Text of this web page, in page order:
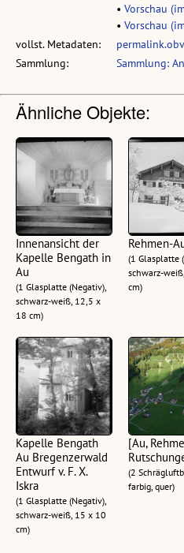
• Vorschau
• Vorschau
vollst. Metadaten:
Sammlung:
Sammlung:
Ähnliche Objekte:
Innenansicht der
Kapelle Bengath in
Au
(1 Glasplatte (Negativ),
schwarz-weiß, 12,5 x
18 cm)
Rehmen-
(1 Glasplatte
schwarz-
cm)
Kapelle Bengath
Au Bregenzerwald
Entwurf v. F. X.
Iskra
(1 Glasplatte (Negativ),
schwarz-weiß, 15 x 10
cm)
[Au,
(2
farbig, quer)